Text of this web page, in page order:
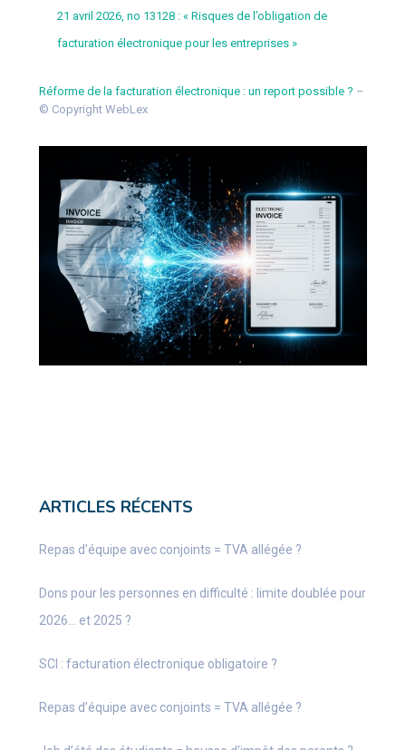
21 avril 2026, no 13128 : « Risques de l’obligation de
facturation électronique pour les entreprises »
Réforme de la facturation électronique : un report possible ? –
© Copyright WebLex
ARTICLES RÉCENTS
Repas d’équipe avec conjoints = TVA allégée ?
Dons pour les personnes en difficulté : limite doublée pour
2026… et 2025 ?
SCI : facturation électronique obligatoire ?
Repas d’équipe avec conjoints = TVA allégée ?